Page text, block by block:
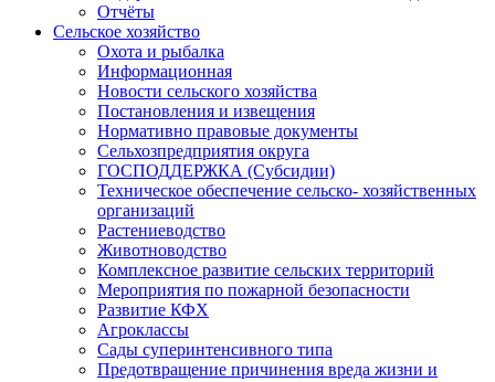
Отчёты
Сельское хозяйство
Охота и рыбалка
Информационная
Новости сельского хозяйства
Постановления и извещения
Нормативно правовые документы
Сельхозпредприятия округа
ГОСПОДДЕРЖКА (Субсидии)
Техническое обеспечение сельско- хозяйственных
организаций
Растениеводство
Животноводство
Комплексное развитие сельских территорий
Мероприятия по пожарной безопасности
Развитие КФХ
Агроклассы
Сады суперинтенсивного типа
Предотвращение причинения вреда жизни и